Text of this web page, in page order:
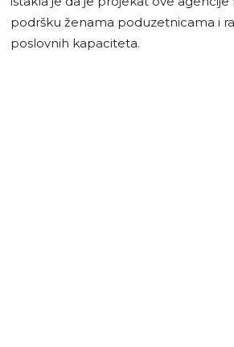
podršku ženama poduzetnicama i
poslovnih kapaciteta.